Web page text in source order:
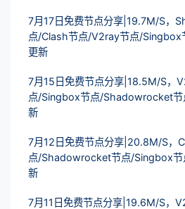
7月17日免费节点分享|19.7M/S，
点/Clash节点/V2ray节点/Singbox
更新
7月15日免费节点分享|18.5M/S，
点/Singbox节点/Shadowrocket节
新
7月12日免费节点分享|20.8M/S，
点/Shadowrocket节点/Singbox节
新
7月11日免费节点分享|19.6M/S，